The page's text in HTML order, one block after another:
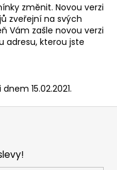
změnit. Novou verzi
zveřejní na svých
Vám zašle novou verzi
adresu, kterou jste
15.02.2021.